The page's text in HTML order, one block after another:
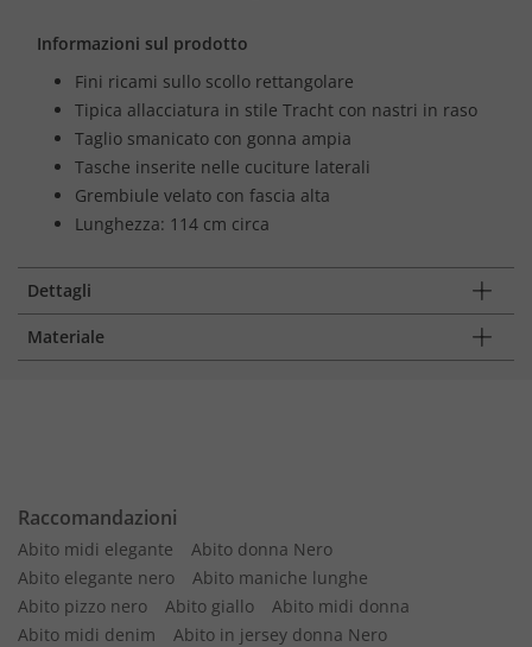
Informazioni sul prodotto
Fini ricami sullo scollo rettangolare
Tipica allacciatura in stile Tracht con nastri in raso
Taglio smanicato con gonna ampia
Tasche inserite nelle cuciture laterali
Grembiule velato con fascia alta
Lunghezza: 114 cm circa
Dettagli
Materiale
Raccomandazioni
Abito midi elegante
Abito donna Nero
Abito elegante nero
Abito maniche lunghe
Abito pizzo nero
Abito giallo
Abito midi donna
Abito midi denim
Abito in jersey donna Nero